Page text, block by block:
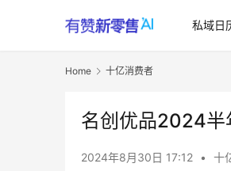
私域日
Home 十亿消费者
名创优品2024半
2024年8月30日 17:12 • 十